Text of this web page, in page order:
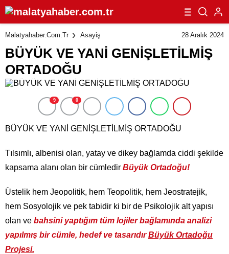
Malatyahaber.com.tr Asayiş 28 Aralık 2024
BÜYÜK VE YANİ GENİŞLETİLMİŞ
ORTADOĞU
9 0
BÜYÜK VE YANİ GENİŞLETİLMİŞ ORTADOĞU
Tılsımlı, albenisi olan, yatay ve dikey bağlamda ciddi şekilde
kapsama alanı olan bir cümledir Büyük Ortadoğu!
Üstelik hem Jeopolitik, hem Teopolitik, hem Jeostratejik,
hem Sosyolojik ve pek tabidir ki bir de Psikolojik alt yapısı
olan ve bahsini yaptığım tüm lojiler bağlamında analizi
yapılmış bir cümle, hedef ve tasarıdırBüyük Ortadoğu
Projesi.